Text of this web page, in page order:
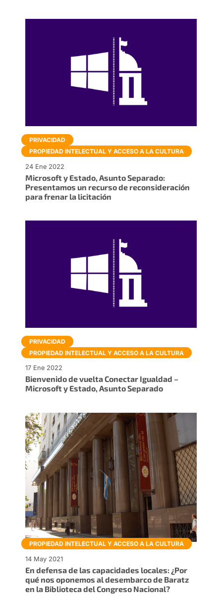
Microsoft y Estado, Asunto Separado:
Presentamos un recurso de reconsideración
para frenar la licitación
24 Ene 2022
PRIVACIDAD
PROPIEDAD INTELECTUAL Y ACCESO A LA CULTURA
Bienvenido de vuelta Conectar Igualdad –
Microsoft y Estado, Asunto Separado
17 Ene 2022
PRIVACIDAD
PROPIEDAD INTELECTUAL Y ACCESO A LA CULTURA
En defensa de las capacidades locales: ¿Por
qué nos oponemos al desembarco de Baratz
en la Biblioteca del Congreso Nacional?
14 May 2021
PROPIEDAD INTELECTUAL Y ACCESO A LA CULTURA